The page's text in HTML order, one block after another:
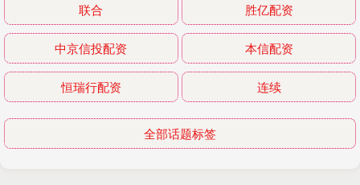
联合 胜亿配资
中京信投配资 本信配资
恒瑞行配资 连续
全部话题标签